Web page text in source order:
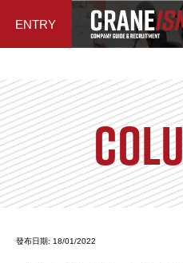
ENTRY
發布日期: 18/01/2022